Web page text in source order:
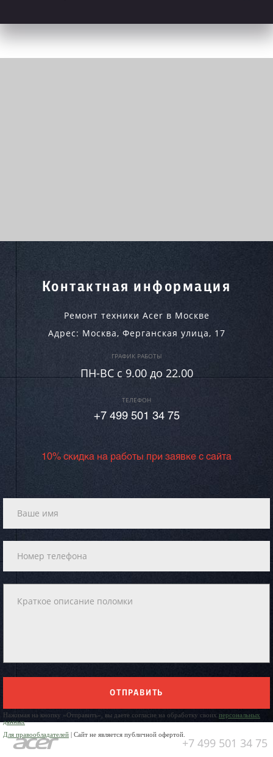
Контактная информация
Ремонт техники Acer в Москве
Адрес: Москва, Ферганская улица, 17
ГРАФИК РАБОТЫ
ПН-ВC c 9.00 до 22.00
ТЕЛЕФОН
+7 499 501 34 75
10% скидка на работы при заявке с сайта
ОТПРАВИТЬ
Нажимая на кнопку «Отправить», вы даете согласие на обработку своих персональных
данных
Для правообладателей | Сайт не является публичной офертой.
+7 499 501 34 75